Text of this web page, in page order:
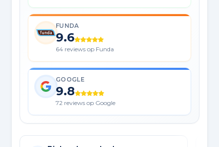
FUNDA
9.6
64 reviews op Funda
GOOGLE
9.8
72 reviews op Google